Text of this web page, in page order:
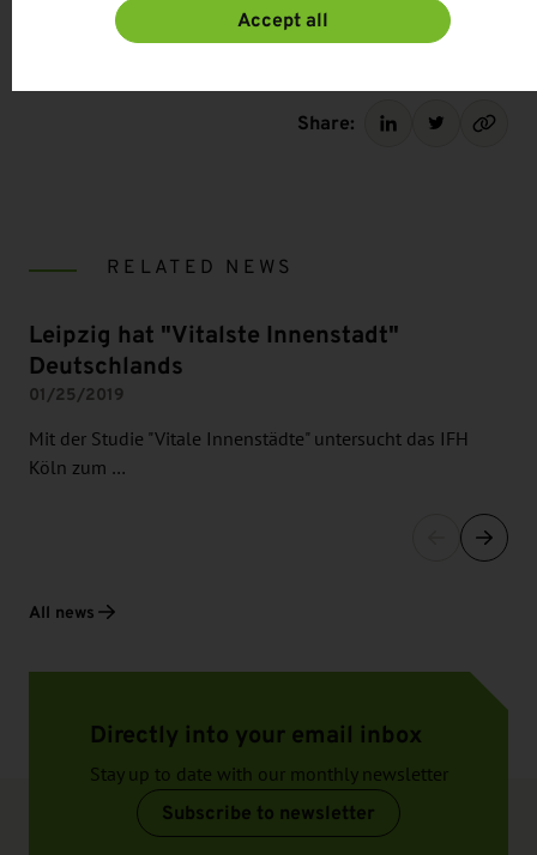
Share:
RELATED NEWS
Leipzig hat "Vitalste Innenstadt"
Deutschlands
01/25/2019
Mit der Studie "Vitale Innenstädte" untersucht das IFH
Köln zum …
All news
Directly into your email inbox
Stay up to date with our monthly newsletter
Subscribe to newsletter
Additional information can be found in our
Imprint
Accept all